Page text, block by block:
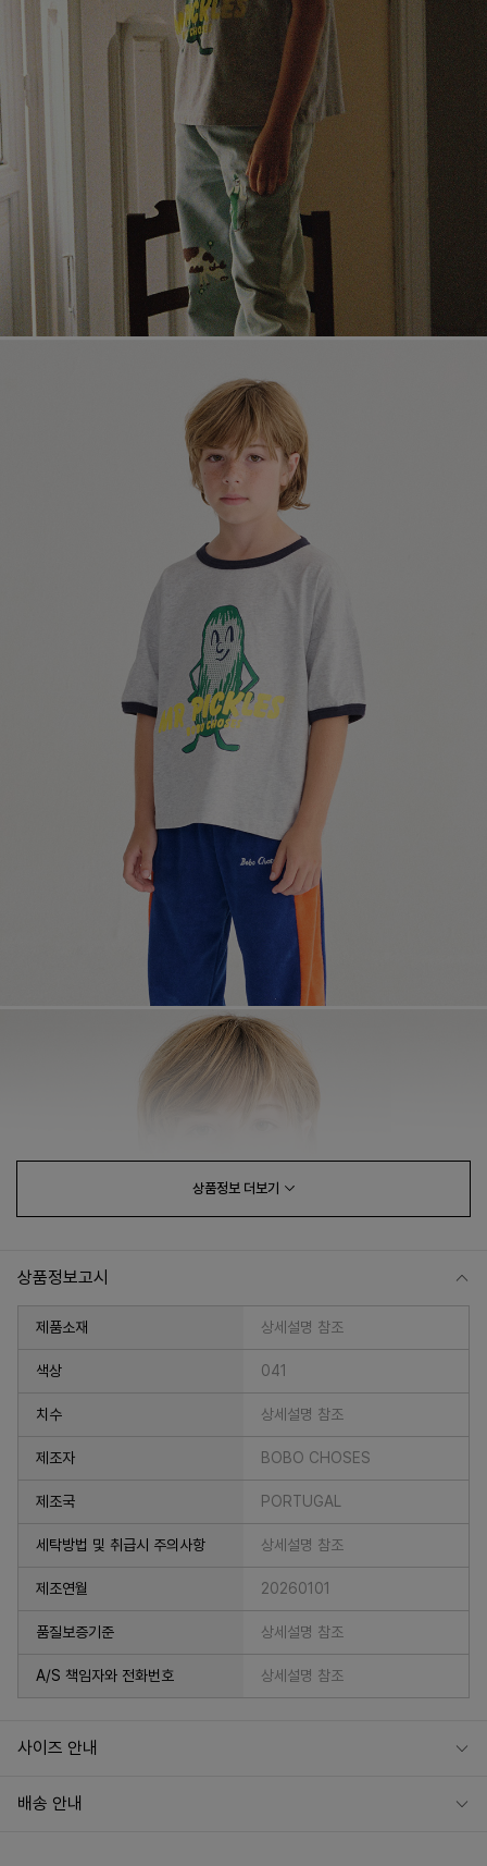
상품정보 더보기
상품정보고시
제품소재 상세설명 참조
색상 041
치수 상세설명 참조
제조자 BOBO CHOSES
제조국 PORTUGAL
세탁방법 및 취급시 주의사항 상세설명 참조
제조연월 20260101
품질보증기준 상세설명 참조
A/S 책임자와 전화번호 상세설명 참조
사이즈 안내
배송 안내